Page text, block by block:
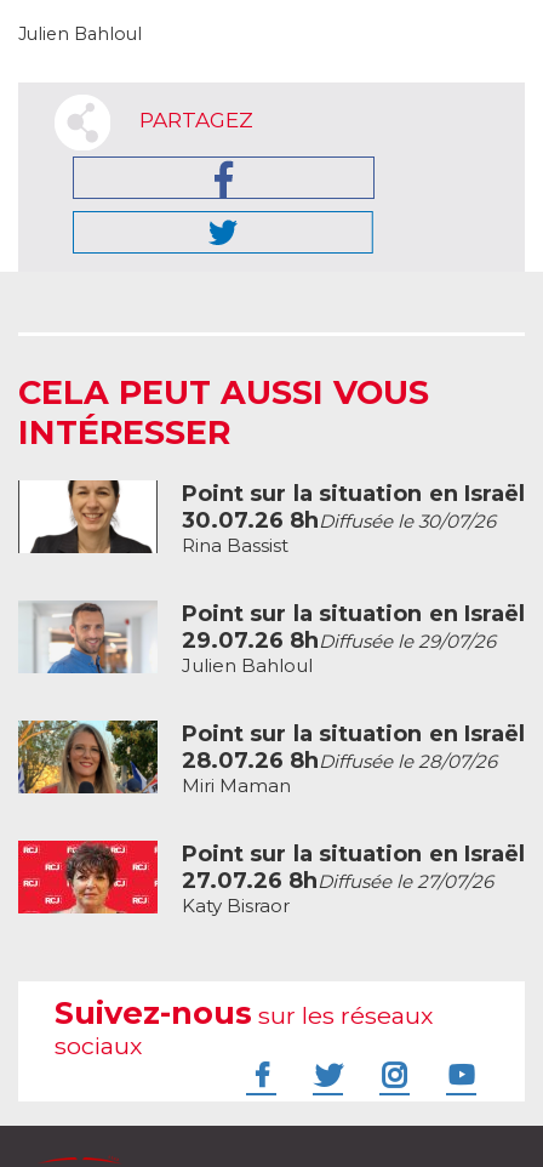
Julien Bahloul
PARTAGEZ
CELA PEUT AUSSI VOUS
INTÉRESSER
Point sur la situation en Israël
30.07.26 8hDiffusée le 30/07/26
Rina Bassist
Point sur la situation en Israël
29.07.26 8hDiffusée le 29/07/26
Julien Bahloul
Point sur la situation en Israël
28.07.26 8hDiffusée le 28/07/26
Miri Maman
Point sur la situation en Israël
27.07.26 8hDiffusée le 27/07/26
Katy Bisraor
Suivez-nous sur les réseaux
sociaux